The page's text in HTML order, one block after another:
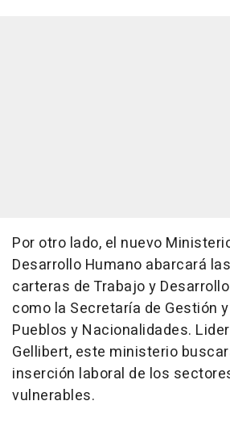
Por otro lado, el nuevo
Desarrollo Humano abarcará
carteras de Trabajo y
como la Secretaría de Gestión
Pueblos y Nacionalidades.
Gellibert, este ministerio
inserción laboral de los
vulnerables.